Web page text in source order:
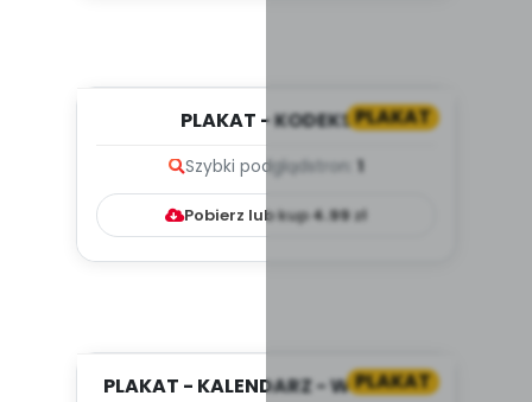
PLAKAT
PLAKAT - KODEKS
Szybki podglądstron: 1
Pobierz lub kup4.99zł
PLAKAT
PLAKAT - KALENDARZ - WRZESIEŃ